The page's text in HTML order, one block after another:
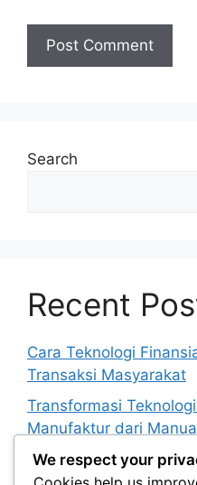
Search
Recent
Cara Teknologi
Transaksi Masyarakat
Transformasi
Manufaktur dari
Mengenal Digital Twin
Virtual Objek Fisik
We respect your